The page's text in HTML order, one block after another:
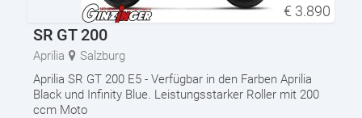
€ 3.890
SR GT 200
Aprilia
Salzburg
Aprilia SR GT 200 E5 - Verfügbar in den Farben Aprilia
Black und Infinity Blue. Leistungsstarker Roller mit 200
ccm Moto